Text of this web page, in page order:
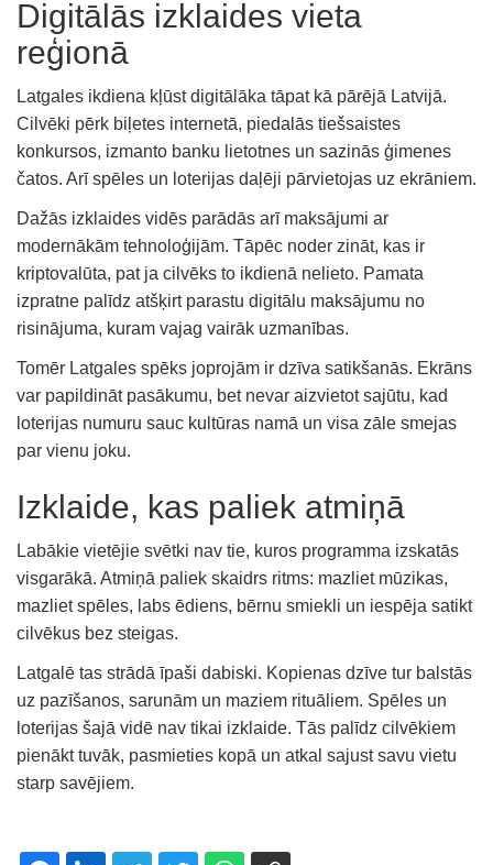
Digitālās izklaides vieta
reģionā
Latgales ikdiena kļūst digitālāka tāpat kā pārējā Latvijā.
Cilvēki pērk biļetes internetā, piedalās tiešsaistes
konkursos, izmanto banku lietotnes un sazinās ģimenes
čatos. Arī spēles un loterijas daļēji pārvietojas uz ekrāniem.
Dažās izklaides vidēs parādās arī maksājumi ar
modernākām tehnoloģijām. Tāpēc noder zināt, kas ir
kriptovalūta, pat ja cilvēks to ikdienā nelieto. Pamata
izpratne palīdz atšķirt parastu digitālu maksājumu no
risinājuma, kuram vajag vairāk uzmanības.
Tomēr Latgales spēks joprojām ir dzīva satikšanās. Ekrāns
var papildināt pasākumu, bet nevar aizvietot sajūtu, kad
loterijas numuru sauc kultūras namā un visa zāle smejas
par vienu joku.
Izklaide, kas paliek atmiņā
Labākie vietējie svētki nav tie, kuros programma izskatās
visgarākā. Atmiņā paliek skaidrs ritms: mazliet mūzikas,
mazliet spēles, labs ēdiens, bērnu smiekli un iespēja satikt
cilvēkus bez steigas.
Latgalē tas strādā īpaši dabiski. Kopienas dzīve tur balstās
uz pazīšanos, sarunām un maziem rituāliem. Spēles un
loterijas šajā vidē nav tikai izklaide. Tās palīdz cilvēkiem
pienākt tuvāk, pasmieties kopā un atkal sajust savu vietu
starp savējiem.